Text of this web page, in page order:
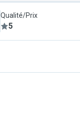
Qualité/Prix
5